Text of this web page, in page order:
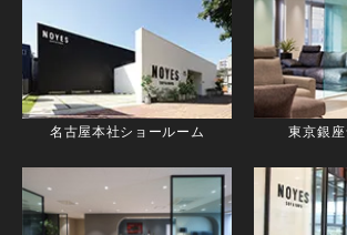
名古屋本社ショールーム 東京銀